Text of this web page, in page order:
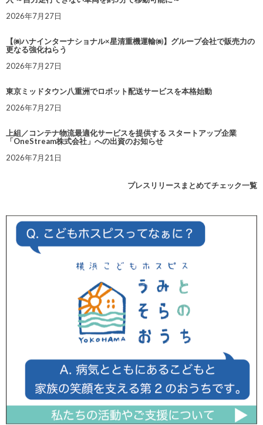
2026年7月27日
【㈱ハナインターナショナル×星清重機運輸㈱】グループ会社で販売力の
更なる強化ねらう
2026年7月27日
東京ミッドタウン八重洲でロボット配送サービスを本格始動
2026年7月27日
上組／コンテナ物流最適化サービスを提供する スタートアップ企業
「OneStream株式会社」への出資のお知らせ
2026年7月21日
プレスリリースまとめてチェック一覧